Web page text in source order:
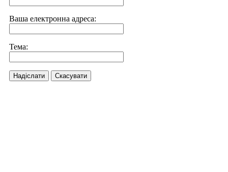
Ваша електронна адреса:
Тема:
Надіслати Скасувати